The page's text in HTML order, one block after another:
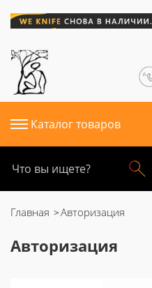
Каталог товаров
Главная Авторизация
Авторизация